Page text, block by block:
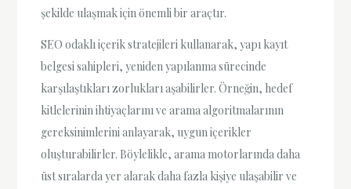
şekilde ulaşmak için önemli bir araçtır.
SEO odaklı içerik stratejileri kullanarak, yapı kayıt
belgesi sahipleri, yeniden yapılanma sürecinde
karşılaştıkları zorlukları aşabilirler. Örneğin, hedef
kitlelerinin ihtiyaçlarını ve arama algoritmalarının
gereksinimlerini anlayarak, uygun içerikler
oluşturabilirler. Böylelikle, arama motorlarında daha
üst sıralarda yer alarak daha fazla kişiye ulaşabilir ve